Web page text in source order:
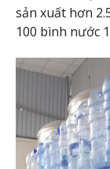
sản xuất hơn
100 bình nước